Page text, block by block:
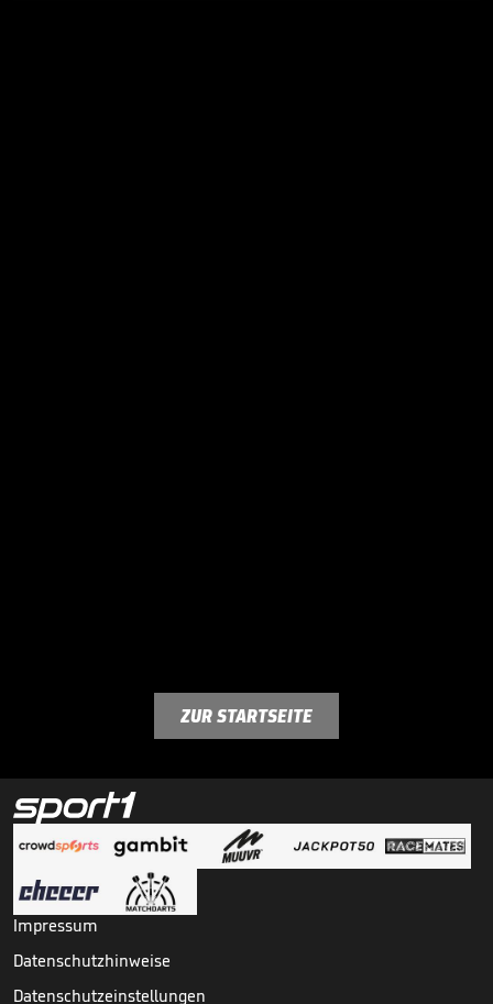
ZUR STARTSEITE
Impressum
Datenschutzhinweise
Datenschutzeinstellungen